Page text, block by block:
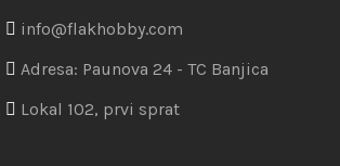
info@flakhobby.com
Adresa: Paunova 24 - TC Banjica
Lokal 102, prvi sprat